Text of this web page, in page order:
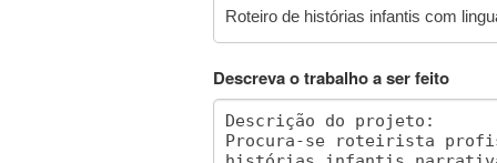
Descreva o trabalho a ser feito